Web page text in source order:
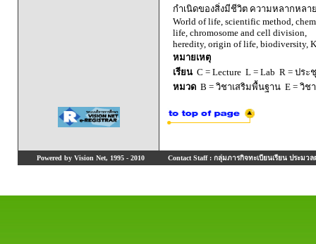
กำเนิดของสิ่งมีชีวิต ความหลากหลา
World of life, scientific method,
life, chromosome and cell division,
heredity, origin of life, biodiversity,
หมายเหตุ
เรียน C = Lecture L = Lab R = ประ
หมวด B = วิชาเสริมพื้นฐาน E = วิช
Powered by Vision Net, 1995 - 2010 Contact Staff : กลุ่มภารกิจทะเบียนเรียน ประมวล